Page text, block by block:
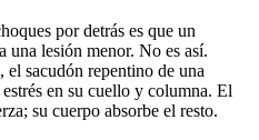
por detrás es que un
una lesión menor. No es así.
sacudón repentino de una
en su cuello y columna. El
su cuerpo absorbe el resto.